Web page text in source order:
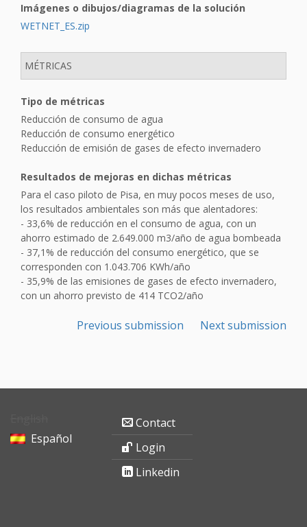
Imágenes o dibujos/diagramas de la solución
WETNET_ES.zip
MÉTRICAS
Tipo de métricas
Reducción de consumo de agua
Reducción de consumo energético
Reducción de emisión de gases de efecto invernadero
Resultados de mejoras en dichas métricas
Para el caso piloto de Pisa, en muy pocos meses de uso,
los resultados ambientales son más que alentadores:
- 33,6% de reducción en el consumo de agua, con un
ahorro estimado de 2.649.000 m3/año de agua bombeada
- 37,1% de reducción del consumo energético, que se
corresponden con 1.043.706 KWh/año
- 35,9% de las emisiones de gases de efecto invernadero,
con un ahorro previsto de 414 TCO2/año
Previous submission Next submission
Español
Contact
Login
Linkedin